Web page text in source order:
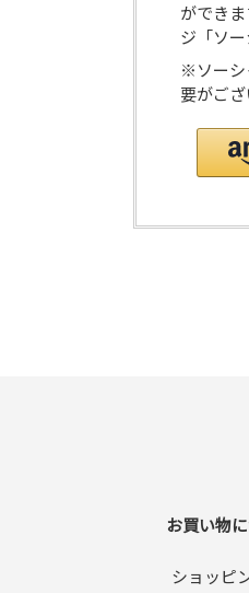
ができ
ジ「ソ
※ソーシ
要がござ
お買い物
ショッピ